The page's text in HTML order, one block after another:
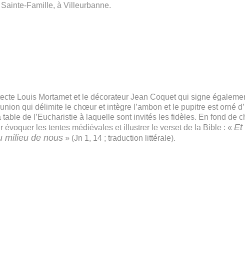
Famille, à Villeurbanne.
Louis Mortamet et le décorateur Jean Coquet qui signe
qui délimite le chœur et intègre l’ambon et le pupitre est orné
table de l’Eucharistie à laquelle sont invités les fidèles. En fond de
les tentes médiévales et illustrer le verset de la Bible : « Et
milieu de nous » (Jn 1, 14 ; traduction littérale).